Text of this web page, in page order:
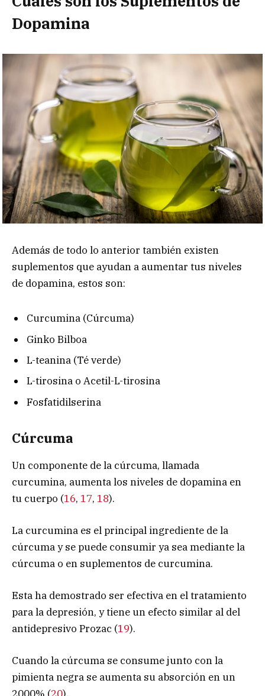
Dopamina
Además de todo lo anterior también existen
suplementos que ayudan a aumentar tus niveles
de dopamina, estos son:
Curcumina (Cúrcuma)
Ginko Bilboa
L-teanina (Té verde)
L-tirosina o Acetil-L-tirosina
Fosfatidilserina
Cúrcuma
Un componente de la cúrcuma, llamada
curcumina, aumenta los niveles de dopamina en
tu cuerpo (16, 17, 18).
La curcumina es el principal ingrediente de la
cúrcuma y se puede consumir ya sea mediante la
cúrcuma o en suplementos de curcumina.
Esta ha demostrado ser efectiva en el tratamiento
para la depresión, y tiene un efecto similar al del
antidepresivo Prozac (19).
Cuando la cúrcuma se consume junto con la
pimienta negra se aumenta su absorción en un